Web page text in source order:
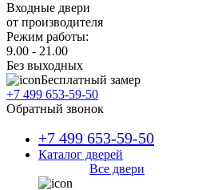
Входные двери
от производителя
Режим работы:
9.00 - 21.00
Без выходных
Бесплатный замер
+7 499 653-59-50
Обратный звонок
+7 499 653-59-50
Каталог дверей
Все двери